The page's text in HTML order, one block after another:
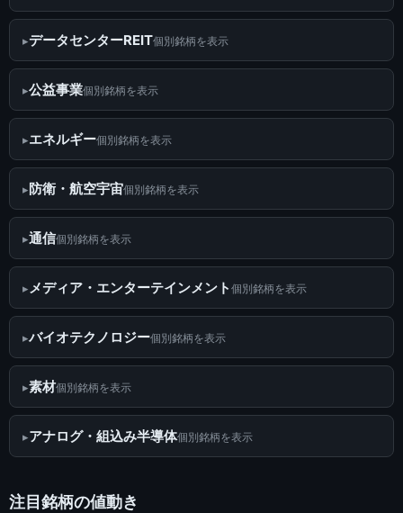
データセンターREIT個別銘柄を表示
公益事業個別銘柄を表示
エネルギー個別銘柄を表示
防衛・航空宇宙個別銘柄を表示
通信個別銘柄を表示
メディア・エンターテインメント 個別銘柄を表示
バイオテクノロジー個別銘柄を表示
素材個別銘柄を表示
アナログ・組込み半導体個別銘柄を表示
注目銘柄の値動き